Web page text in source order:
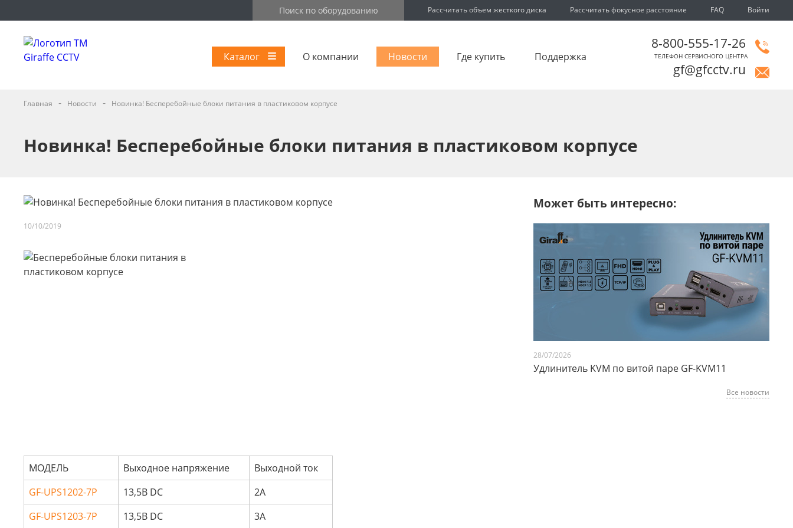
Рассчитать объем жесткого диска Рассчитать фокусное расстояние FAQ Войти
Каталог О компании Новости Где купить Поддержка
8-800-555-17-26
ТЕЛЕФОН СЕРВИСНОГО ЦЕНТРА
gf@gfcctv.ru
Главная - Новости - Новинка! Бесперебойные блоки питания в пластиковом корпусе
Новинка! Бесперебойные блоки питания в пластиковом корпусе
10/10/2019
МОДЕЛЬ Выходное напряжение
Выходной ток
GF-UPS1202-7P
13,5В DC
2A
GF-UPS1203-7P
13,5В DC 3A
Может быть интересно:
28/07/2026
Удлинитель KVM по витой паре GF-KVM11
Все новости